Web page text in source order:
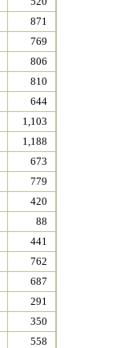
871
769
806
810
644
1,103
1,188
673
779
420
88
441
762
687
291
350
558